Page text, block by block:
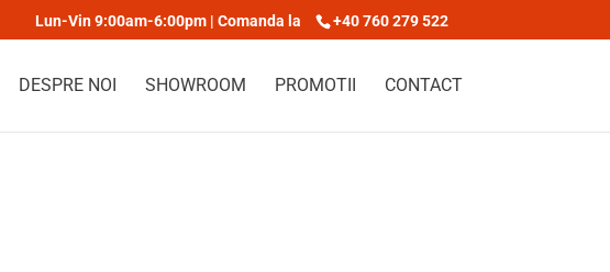
Lun-Vin 9:00am-6:00pm | Comanda la +40 760 279 522
DESPRE NOI SHOWROOM PROMOTII CONTACT